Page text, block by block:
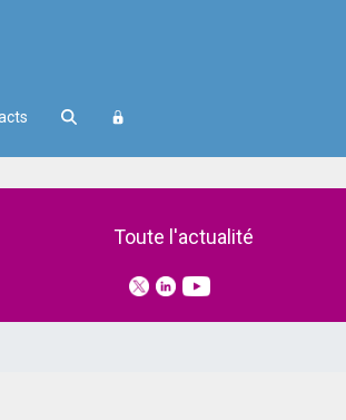
santé » dans
Toute l'actualité